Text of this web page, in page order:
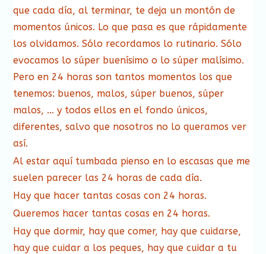
que cada día, al terminar, te deja un montón de
momentos únicos. Lo que pasa es que rápidamente
los olvidamos. Sólo recordamos lo rutinario. Sólo
evocamos lo súper buenísimo o lo súper malísimo.
Pero en 24 horas son tantos momentos los que
tenemos: buenos, malos, súper buenos, súper
malos, … y todos ellos en el fondo únicos,
diferentes, salvo que nosotros no lo queramos ver
así.
Al estar aquí tumbada pienso en lo escasas que me
suelen parecer las 24 horas de cada día.
Hay que hacer tantas cosas con 24 horas.
Queremos hacer tantas cosas en 24 horas.
Hay que dormir, hay que comer, hay que cuidarse,
hay que cuidar a los peques, hay que cuidar a tu